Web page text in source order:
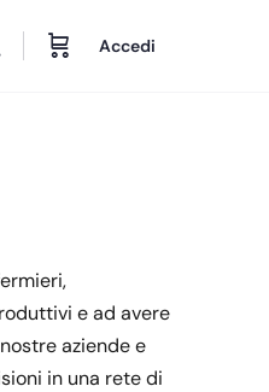
Accedi
e ad avere
aziende e
in una rete di